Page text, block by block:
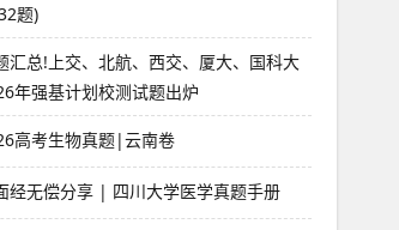
题)
汇总!上交、北航、西交、厦大、国科大
年强基计划校测试题出炉
高考生物真题|云南卷
经无偿分享 | 四川大学医学真题手册